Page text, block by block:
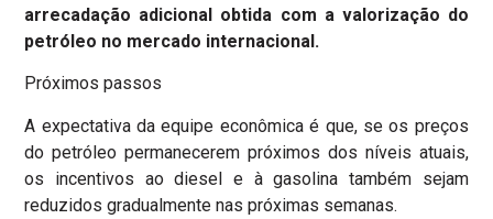
arrecadação adicional obtida com a valorização do
petróleo no mercado internacional.
Próximos passos
A expectativa da equipe econômica é que, se os preços
do petróleo permanecerem próximos dos níveis atuais,
os incentivos ao diesel e à gasolina também sejam
reduzidos gradualmente nas próximas semanas.